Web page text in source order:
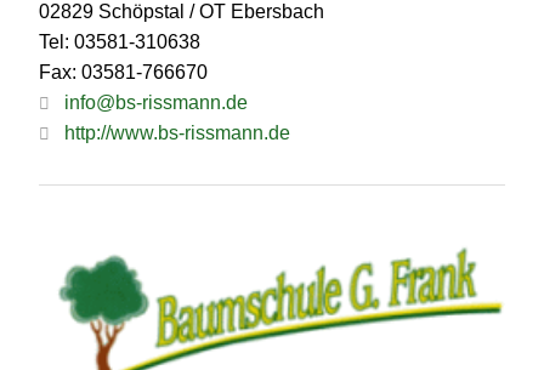
02829 Schöpstal / OT Ebersbach
Tel: 03581-310638
Fax: 03581-766670
info@bs-rissmann.de
http://www.bs-rissmann.de